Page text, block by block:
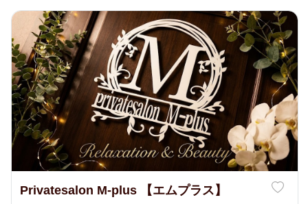
Privatesalon M-plus 【エムプラス】